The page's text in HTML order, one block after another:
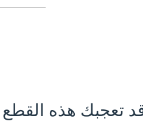
تعجبك هذه القطع